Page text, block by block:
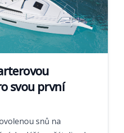
svou první
snů na